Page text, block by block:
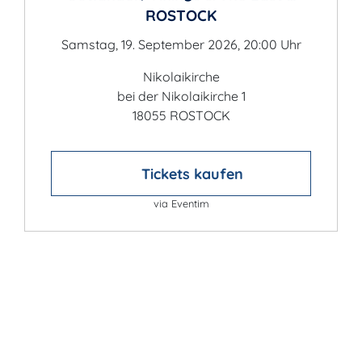
ROSTOCK
Samstag, 19. September 2026, 20:00 Uhr
Nikolaikirche
bei der Nikolaikirche 1
18055 ROSTOCK
Tickets kaufen
via Eventim